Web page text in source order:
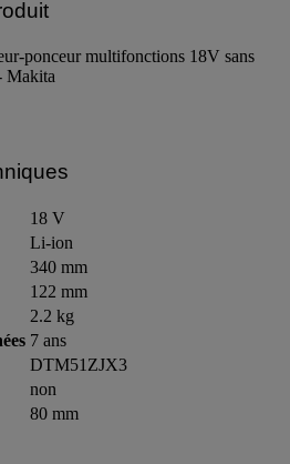
ponceur multifonctions 18V sans
Makita
18 V
Li-ion
340 mm
122 mm
2.2 kg
7 ans
DTM51ZJX3
non
80 mm